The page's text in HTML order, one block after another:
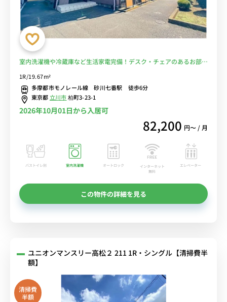
室内洗濯機や冷蔵庫など生活家電完備！デスク・チェアのあるお部
学・明星大学駅や大塚・帝京大学駅まで乗り換えなしでアクセス■選
べるWi-Fi格安レンタル中！
1R/19.67m²
多摩都市モノレール線 砂川七番駅 徒歩6分
東京都立川市柏町3-23-1
2026年10月01日から入居可
82,200 円〜 / 月
バストイレ別 室内洗濯機 オートロック
インターネット
無料
エレベーター
この物件の詳細を見る
ユニオンマンスリー高松２ 211 1R・シングル【清掃費半
額】
清掃費
半額